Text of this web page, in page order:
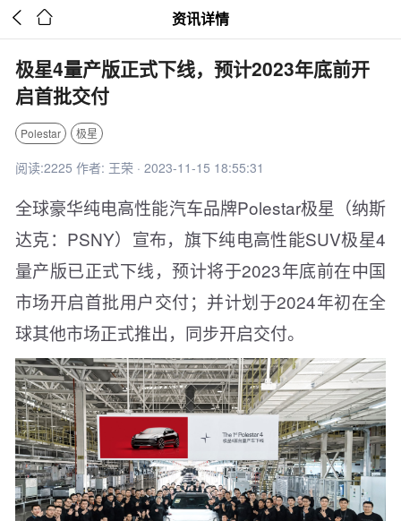
  资讯详情
极星4量产版正式下线，预计2023年底前开
启首批交付
Polestar 极星
阅读:2225 作者: 王荣 · 2023-11-15 18:55:31
全球豪华纯电高性能汽车品牌Polestar极星（纳斯
达克：PSNY）宣布，旗下纯电高性能SUV极星4
量产版已正式下线，预计将于2023年底前在中国
市场开启首批用户交付；并计划于2024年初在全
球其他市场正式推出，同步开启交付。